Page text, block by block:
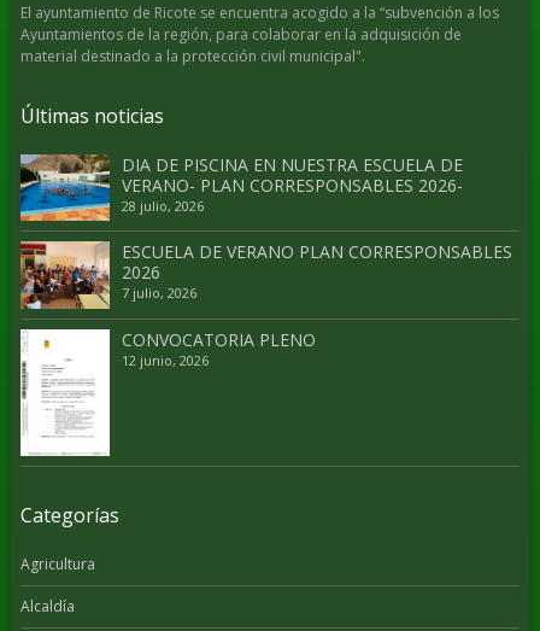
El ayuntamiento de Ricote se encuentra acogido a la “subvención a los
Ayuntamientos de la región, para colaborar en la adquisición de
material destinado a la protección civil municipal".
Últimas noticias
DIA DE PISCINA EN NUESTRA ESCUELA DE
VERANO- PLAN CORRESPONSABLES 2026-
28 julio, 2026
ESCUELA DE VERANO PLAN CORRESPONSABLES
2026
7 julio, 2026
CONVOCATORIA PLENO
12 junio, 2026
Categorías
Agricultura
Alcaldía